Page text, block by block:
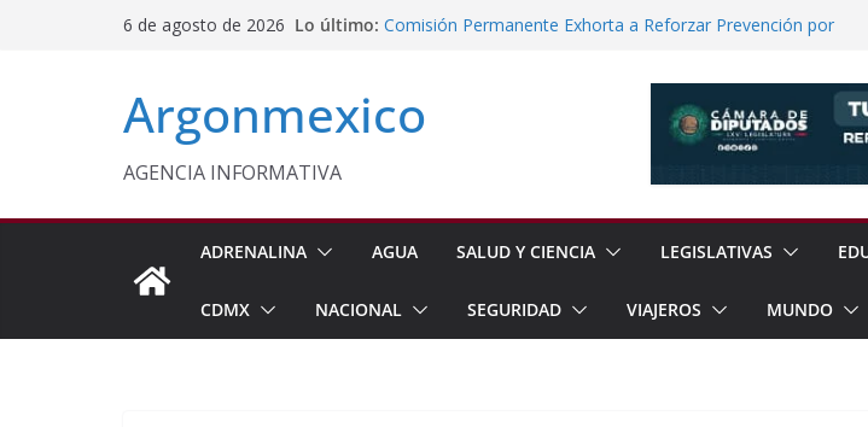
6 de agosto de 2026 Lo último: Comisión Permanente Exhorta a Reforzar Prevención por
Javier Saldaña Fortalece Aspiración con Multitudinario Evento
Reconoce ANTAD Morelos Estrategias de Seguridad de la
Siembra de 6.6 Millones de Árboles
Argonmexico
AGENCIA INFORMATIVA
ADRENALINA AGUA SALUD Y CIENCIA LEGISLATIVAS
CDMX NACIONAL SEGURIDAD VIAJEROS MUNDO